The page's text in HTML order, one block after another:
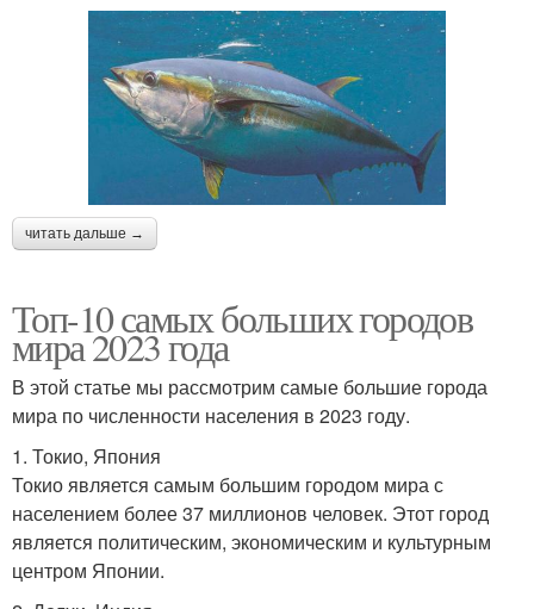
читать дальше →
Топ-10 самых больших городов
мира 2023 года
В этой статье мы рассмотрим самые большие города
мира по численности населения в 2023 году.
1. Токио, Япония
Токио является самым большим городом мира с
населением более 37 миллионов человек. Этот город
является политическим, экономическим и культурным
центром Японии.